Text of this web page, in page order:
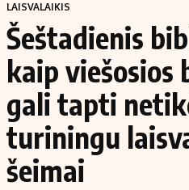
LAISVALAIKIS
Šeštadienis
kaip viešosios
gali tapti
turiningu
šeimai